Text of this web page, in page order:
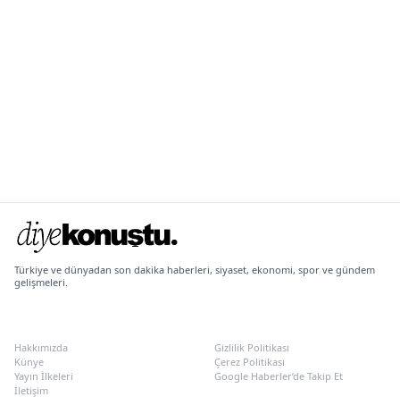
Türkiye ve dünyadan son dakika haberleri, siyaset, ekonomi, spor ve gündem
gelişmeleri.
Hakkımızda
Künye
Yayın İlkeleri
İletişim
Gizlilik Politikası
Çerez Politikası
Google Haberler’de Takip Et